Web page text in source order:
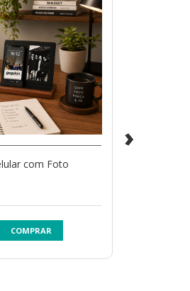
com Foto
COMPRAR
›